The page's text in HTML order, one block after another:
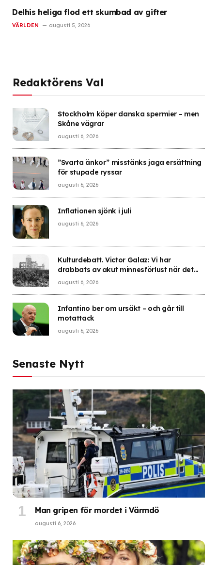
Delhis heliga flod ett skumbad av gifter
VÄRLDEN augusti 5, 2026
Redaktörens Val
Stockholm köper danska spermier – men
Skåne vägrar
augusti 6, 2026
”Svarta änkor” misstänks jaga ersättning
för stupade ryssar
augusti 6, 2026
Inflationen sjönk i juli
augusti 6, 2026
Kulturdebatt. Victor Galaz: Vi har
drabbats av akut minnesförlust när det
gäller kärnvapen
augusti 6, 2026
Infantino ber om ursäkt – och går till
motattack
augusti 6, 2026
Senaste Nytt
Man gripen för mordet i Värmdö
augusti 6, 2026